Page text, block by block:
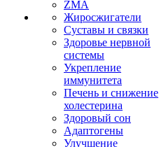
ZMA
Жиросжигатели
Суставы и связки
Здоровье нервной
системы
Укрепление
иммунитета
Печень и снижение
холестерина
Здоровый сон
Адаптогены
Улучшение